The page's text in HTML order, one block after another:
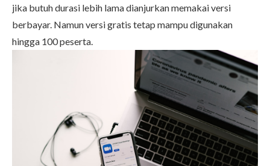
jika butuh durasi lebih lama dianjurkan memakai versi
berbayar. Namun versi gratis tetap mampu digunakan
hingga 100 peserta.